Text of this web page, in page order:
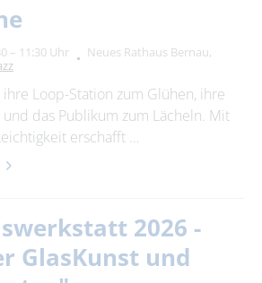
– 11:30 Uhr
Neues Rathaus Bernau,
Loop-Station zum Glühen, ihre
das Publikum zum Lächeln. Mit
erschafft …
2026 -
GlasKunst und